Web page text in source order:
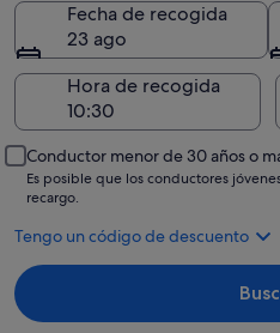
Fecha de recogida
23 ago
Hora de recogida
Conductor menor de 30 años o
Es posible que los conductores
recargo.
Tengo un código de descuento